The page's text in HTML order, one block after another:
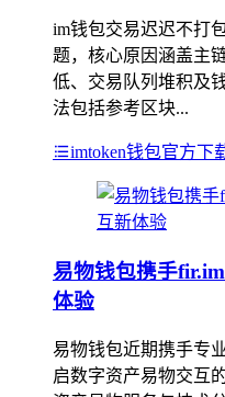
im钱包交易迟迟不打
题，核心原因涵盖主
低、交易队列堆积及
法包括参考区块...
imtoken钱包官方下
易物钱包携手
体验
易物钱包近期携手专
启数字资产易物交互